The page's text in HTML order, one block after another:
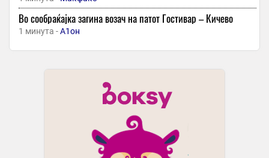
Во сообраќајка загина возач на патот Гостивар – Кичево
1 минута -А1он
ДРАМАТИЧНИ СЦЕНИ ОД СКОПЈЕ: Маж пренесен во болница
Изгаснат пожарот во Чифлик сега гори на други три локации
Реми меѓу ПСЖ и Јунајтед на контролата во Гетеборг
+1